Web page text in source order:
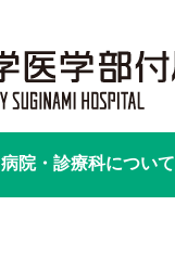
病院・診療科について